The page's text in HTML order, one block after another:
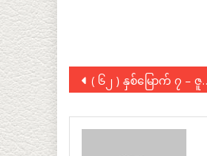
Post
navigation
( ၆၂ ) နှစ်မြောက် ၇ – ဇူလိုင် အရေးတော်ပုံ အထိမ်းအမှတ် အခမ်းအနားများသို့ ပေးပို့သည့် သဝဏ်လွှာ